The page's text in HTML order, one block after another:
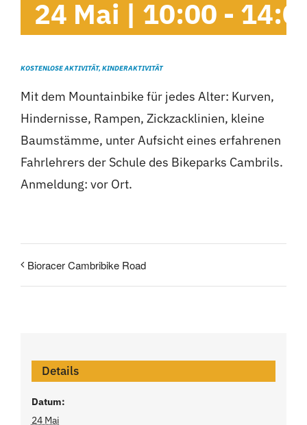
Cambrils
24 Mai | 10:00 -
KOSTENLOSE AKTIVITÄT, KINDERAKTIVITÄT
Mit dem Mountainbike für jedes Alter: Kurven,
Hindernisse, Rampen, Zickzacklinien, kleine
Baumstämme, unter Aufsicht eines erfahrenen
Fahrlehrers der Schule des Bikeparks Cambrils.
Anmeldung: vor Ort.
Bioracer Cambribike Road
Details
Datum:
24 Mai